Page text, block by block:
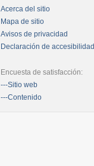
Acerca del sitio
Mapa de sitio
Avisos de privacidad
Declaración de accesibilidad
Encuesta de satisfacción:
---Sitio web
---Contenido